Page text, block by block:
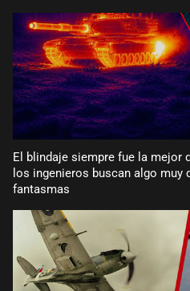
El blindaje siempre fue la mejor
los ingenieros buscan algo
fantasmas